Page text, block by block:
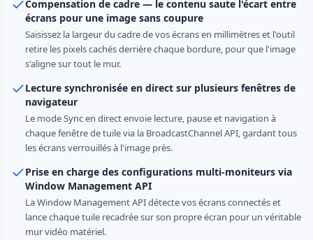
Compensation de cadre — le contenu saute l'écart entre
écrans pour une image sans coupure
Saisissez la largeur du cadre de vos écrans en millimètres et l'outil
retire les pixels cachés derrière chaque bordure, pour que l'image
s'aligne sur tout le mur.
Lecture synchronisée en direct sur plusieurs fenêtres de
navigateur
Le mode Sync en direct envoie lecture, pause et navigation à
chaque fenêtre de tuile via la BroadcastChannel API, gardant tous
les écrans verrouillés à l'image près.
Prise en charge des configurations multi-moniteurs via
Window Management API
La Window Management API détecte vos écrans connectés et
lance chaque tuile recadrée sur son propre écran pour un véritable
mur vidéo matériel.